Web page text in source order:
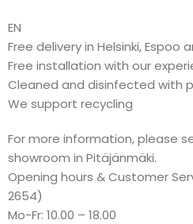
EN
Free delivery in Helsinki, Espoo
Free installation with our
Cleaned and disinfected with
We support recycling
For more information, please
showroom in Pitäjänmäki.
Opening hours & Customer
2654)
Mo-Fr: 10.00 – 18.00